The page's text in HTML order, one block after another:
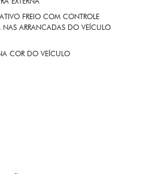
FREIO COM CONTROLE
NAS ARRANCADAS DO VEÍCULO
COR DO VEÍCULO